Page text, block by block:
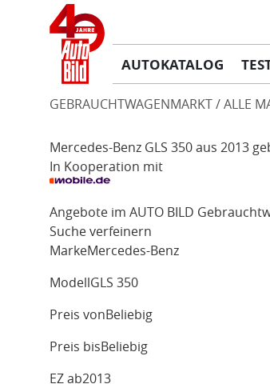
AUTOKATALOG
GEBRAUCHTWAGENMARKT ALLE
Mercedes-Benz GLS 350 aus 2013
In Kooperation mit
Angebote im AUTO BILD
Suche verfeinern
MarkeMercedes-Benz
Modell GLS 350
Preis von Beliebig
Preis bis Beliebig
EZ ab2013